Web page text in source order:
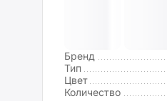
Бренд
Тип
Цвет
Количество